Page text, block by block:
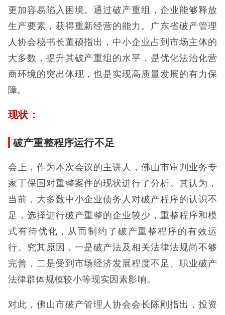
更加容易陷入困境。通过破产重组，企业能够释放
生产要素，获得重新经营的能力。广东省破产管理
人协会秘书长董硕指出，中小企业占到市场主体的
大多数，提升其破产重组的水平，是优化法治化营
商环境的突出体现，也是实现高质量发展的有力保
障。
现状：
破产重整程序运行不足
会上，作为本次会议的主讲人，佛山市审判业务专
家丁保国对重整案件的现状进行了分析。其认为，
当前，大多数中小企业债务人对破产程序的认识不
足，选择进行破产重整的企业较少，重整程序和模
式有待优化，从而制约了破产重整程序的有效运
行。究其原因，一是破产法及相关法律法规尚不够
完善，二是受到市场经济发展程度不足、职业破产
法律群体规模较小等现实因素影响。
对此，佛山市破产管理人协会会长陈刚指出，投资